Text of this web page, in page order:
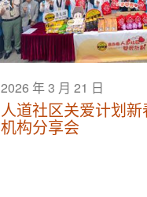
2026 年 3 月 21 日
人道社区关爱计划
机构分享会